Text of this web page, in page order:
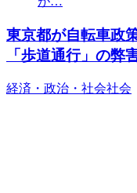
東京都が自転車政
「歩道通行」の弊
経済・政治・社会社会